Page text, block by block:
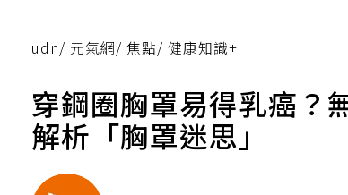
udn/ 元氣網/ 焦點/ 健康知識+
穿鋼圈胸罩易得乳癌？
解析「胸罩迷思」